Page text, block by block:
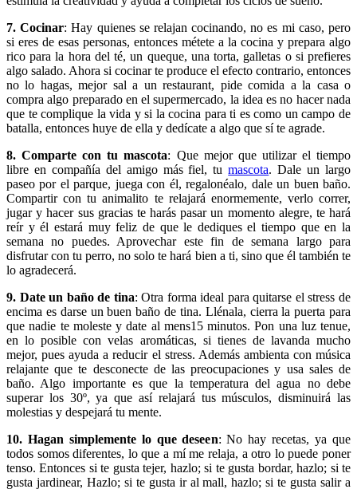
7. Cocinar: Hay quienes se relajan cocinando, no es mi caso, pero
si eres de esas personas, entonces métete a la cocina y prepara algo
rico para la hora del té, un queque, una torta, galletas o si prefieres
algo salado. Ahora si cocinar te produce el efecto contrario, entonces
no lo hagas, mejor sal a un restaurant, pide comida a la casa o
compra algo preparado en el supermercado, la idea es no hacer nada
que te complique la vida y si la cocina para ti es como un campo de
batalla, entonces huye de ella y dedícate a algo que sí te agrade.
8. Comparte con tu mascota: Que mejor que utilizar el tiempo
libre en compañía del amigo más fiel, tumascota. Dale un largo
paseo por el parque, juega con él, regalonéalo, dale un buen baño.
Compartir con tu animalito te relajará enormemente, verlo correr,
jugar y hacer sus gracias te harás pasar un momento alegre, te hará
reír y él estará muy feliz de que le dediques el tiempo que en la
semana no puedes. Aprovechar este fin de semana largo para
disfrutar con tu perro, no solo te hará bien a ti, sino que él también te
lo agradecerá.
9. Date un baño de tina: Otra forma ideal para quitarse el stress de
encima es darse un buen baño de tina. Llénala, cierra la puerta para
que nadie te moleste y date al mens15 minutos. Pon una luz tenue,
en lo posible con velas aromáticas, si tienes de lavanda mucho
mejor, pues ayuda a reducir el stress. Además ambienta con música
relajante que te desconecte de las preocupaciones y usa sales de
baño. Algo importante es que la temperatura del agua no debe
superar los 30º, ya que así relajará tus músculos, disminuirá las
molestias y despejará tu mente.
10. Hagan simplemente lo que deseen: No hay recetas, ya que
todos somos diferentes, lo que a mí me relaja, a otro lo puede poner
tenso. Entonces si te gusta tejer, hazlo; si te gusta bordar, hazlo; si te
gusta jardinear, Hazlo; si te gusta ir al mall, hazlo; si te gusta salir a